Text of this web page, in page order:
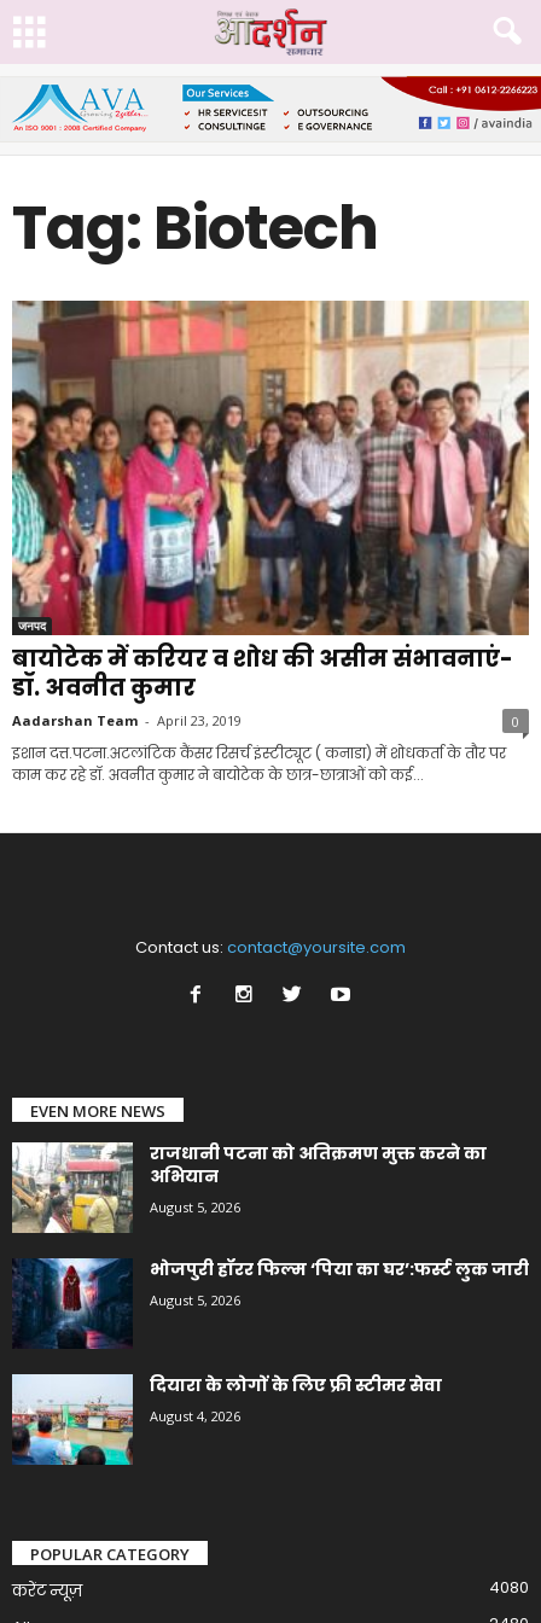
Tag: Biotech
जनपद
बायोटेक में करियर व शोध की असीम संभावनाएं-
डॉ. अवनीत कुमार
Aadarshan Team - April 23, 2019 0
इशान दत्त.पटना.अटलांटिक कैंसर रिसर्च इंस्टीट्यूट ( कनाडा) में शोधकर्ता के तौर पर
काम कर रहे डॉ. अवनीत कुमार ने बायोटेक के छात्र-छात्राओं को कई...
Contact us: contact@yoursite.com
EVEN MORE NEWS
राजधानी पटना को अतिक्रमण मुक्त करने का
अभियान
August 5, 2026
भोजपुरी हॉरर फिल्म ‘पिया का घर’:फर्स्ट लुक जारी
August 5, 2026
दियारा के लोगों के लिए फ्री स्टीमर सेवा
August 4, 2026
POPULAR CATEGORY
करेंट न्यूज़
4080